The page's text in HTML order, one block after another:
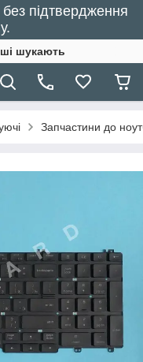
підтвердження
шукають
Запчастини до